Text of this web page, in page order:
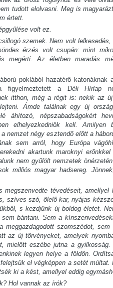
tudott elolvasni. Meg is
értett.
volt ez.
szemek. Nem volt
érzés volt csupán: mint
megérti. Az életben maradás
poklából hazatérő katonáknak
figyelmeztetett a Déli Hírlap
itthon, még a régit is: nekik az
Ámde találnak egy új
áhítozó, népszabadságokért
elhelyezkedniök kell. Amilyen
nemzet négy esztendő előtt a
sem arról, hogy Európa
akartunk maroknyi
nem gyűlölt nemzetek
milliós magyar hadsereg.
megszenvedte tévedéseit, amellyel
szíves szó, ölelő kar, nyájas
s kezdjünk új boldog életet.
bántani. Sem a
meggazdagodott szomszédot, sem
az új törvényeket, amelyek
mielőtt eszébe jutna a
legyen helye a földön.
el végképpen a setét múltat.
ki a kést, amellyel eddig
Hol vannak az írók?